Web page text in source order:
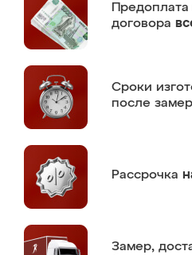
Предоплата
договора
Сроки
после
Рассрочка
Замер,